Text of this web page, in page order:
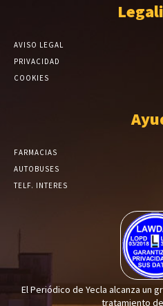
AVISO LEGAL
PRIVACIDAD
COOKIES
FARMACIAS
AUTOBUSES
TELF. INTERES
El Periódico de Yecla alcanza un
tratamiento